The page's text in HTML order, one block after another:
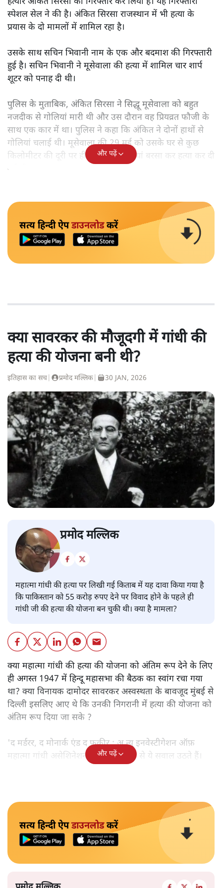
स्पेशल सेल ने की है। अंकित सिरसा राजस्थान में भी हत्या के
प्रयास के दो मामलों में शामिल रहा है।
उसके साथ सचिन भिवानी नाम के एक और बदमाश की गिरफ्तारी
हुई है। सचिन भिवानी ने मूसेवाला की हत्या में शामिल चार शार्प
शूटर को पनाह दी थी।
पुलिस के मुताबिक, अंकित सिरसा ने सिद्धू मूसेवाला को बहुत
नजदीक से गोलियां मारी थी और उस दौरान वह प्रियव्रत फौजी के
साथ एक कार में था। पुलिस ने कहा कि अंकित ने दोनों हाथों से
गोलियां चलाई थी। मूसेवाला की 29 मई को उसके घर से कुछ
किलोमीटर की दूरी पर ही ताबड़तोड़ गोलियां बरसा कर हत्या कर दी
गई थी।
और पढ़ें
सत्य हिन्दी ऐपडाउनलोडकरें
क्या सावरकर की मौजूदगी में गांधी की
हत्या की योजना बनी थी?
इतिहास का सच प्रमोद मल्लिक 30 JAN, 2026
प्रमोद मल्लिक
महात्मा गांधी की हत्या पर लिखी गई किताब में यह दावा किया गया है
कि पाकिस्तान को 55 करोड़ रुपए देने पर विवाद होने के पहले ही
गांधी जी की हत्या की योजना बन चुकी थी। क्या है मामला?
क्या महात्मा गांधी की हत्या की योजना को अंतिम रूप देने के लिए
ही अगस्त 1947 में हिन्दू महासभा की बैठक का स्वांग रचा गया
था? क्या विनायक दामोदर सावरकर अस्वस्थता के बावजूद मुंबई से
दिल्ली इसलिए आए थे कि उनकी निगरानी में हत्या की योजना को
अंतिम रूप दिया जा सके ?
'द मर्डरर, द मोनार्क एंड द फ़कीर : अ न्यू इनवेस्टीगेशन ऑफ़
महात्मा गांधी असेशिनेशन' नामक किताब से ये सवाल उठते हैं।
और पढ़ें
सत्य हिन्दी ऐपडाउनलोडकरें